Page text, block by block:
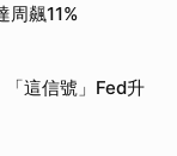
周飆11%
這信號」Fed升